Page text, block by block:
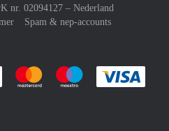
nr. 02094127 – Nederland
Spam & nep-accounts
Je rekent gemakkelijk af met Paypal
Je rekent gemakkelijk af met
Je rekent